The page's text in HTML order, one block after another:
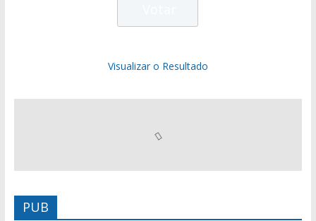
Visualizar o Resultado
PUB